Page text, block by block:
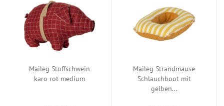
Maileg Stoffschwein
karo rot medium
Maileg Strandmäuse
Schlauchboot mit
gelben...